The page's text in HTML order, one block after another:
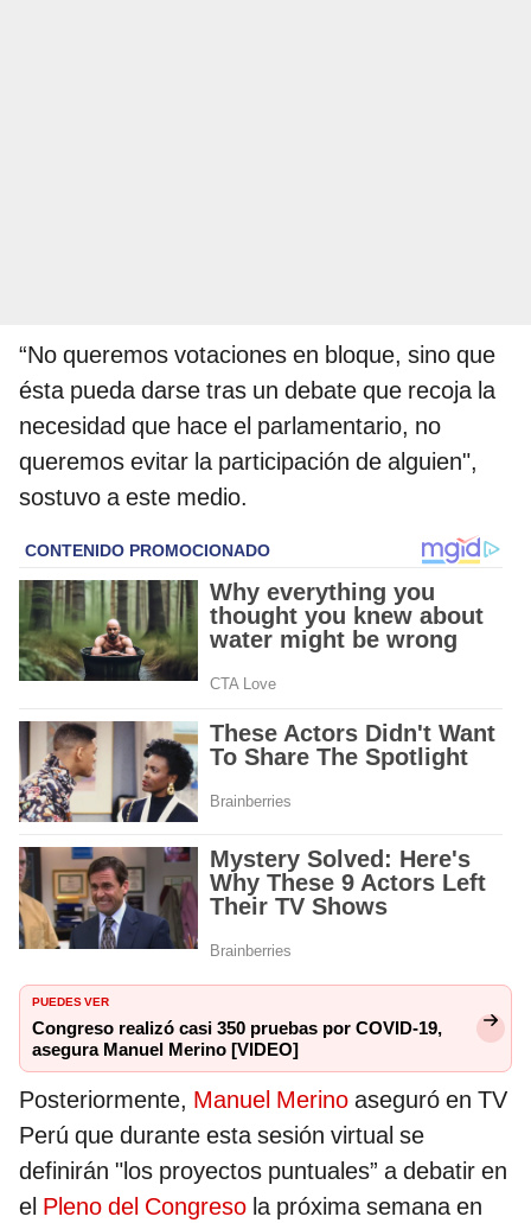
“No queremos votaciones en bloque, sino que
ésta pueda darse tras un debate que recoja la
necesidad que hace el parlamentario, no
queremos evitar la participación de alguien",
sostuvo a este medio.
PUEDES VER
Congreso realizó casi 350 pruebas por COVID-19,
asegura Manuel Merino [VIDEO]
Posteriormente, Manuel Merino aseguró en TV
Perú que durante esta sesión virtual se
definirán "los proyectos puntuales” a debatir en
el Pleno del Congreso la próxima semana en